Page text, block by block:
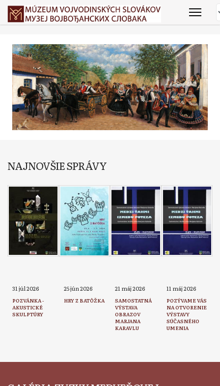
NAJNOVŠIE SPRÁVY
31 júl 2026
POZVÁNKA -
AKUSTICKÉ
SKULPTÚRY
25 jún 2026
HRY Z BATÔŽKA
21 máj 2026
SAMOSTATNÁ
VÝSTAVA
OBRAZOV
MARJANA
KARAVLU
11 máj 2026
POZÝVAME VÁS
NA OTVORENIE
VÝSTAVY
SÚČASNÉHO
UMENIA